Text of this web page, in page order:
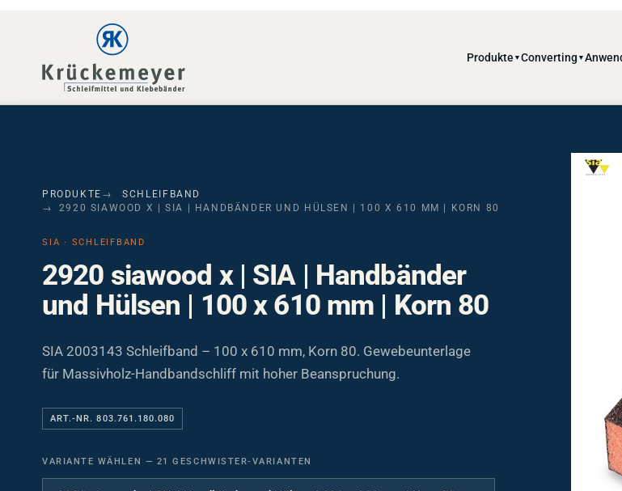
PRODUKTE
SCHLEIFBAND
2920 SIAWOOD X | SIA | HANDBÄNDER UND HÜLSEN | 100 X 610 MM | KORN 80
2920 siawood x | SIA | Handbänder
und Hülsen | 100 x 610 mm | Korn 80
SIA 2003143 Schleifband – 100 x 610 mm, Korn 80. Gewebeunterlage
für Massivholz-Handbandschliff mit hoher Beanspruchung.
ART.-NR. 803.761.180.080
VARIANTE WÄHLEN